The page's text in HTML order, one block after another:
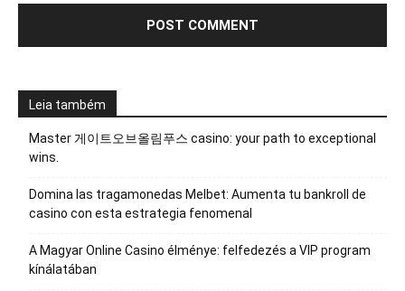
Leia também
Master 게이트오브올림푸스 casino: your path to exceptional
wins.
Domina las tragamonedas Melbet: Aumenta tu bankroll de
casino con esta estrategia fenomenal
A Magyar Online Casino élménye: felfedezés a VIP program
kínálatában